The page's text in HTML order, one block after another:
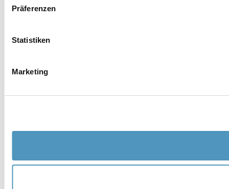
Präferenzen
Statistiken
Marketing